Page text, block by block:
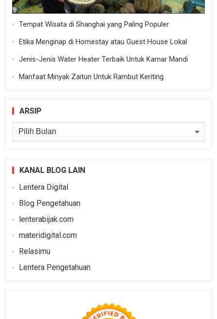
Tempat Wisata di Shanghai yang Paling Populer
Etika Menginap di Homestay atau Guest House Lokal
Jenis-Jenis Water Heater Terbaik Untuk Kamar Mandi
Manfaat Minyak Zaitun Untuk Rambut Keriting
ARSIP
Arsip
KANAL BLOG LAIN
Lentera Digital
Blog Pengetahuan
lenterabijak.com
materidigital.com
Relasimu
Lentera Pengetahuan